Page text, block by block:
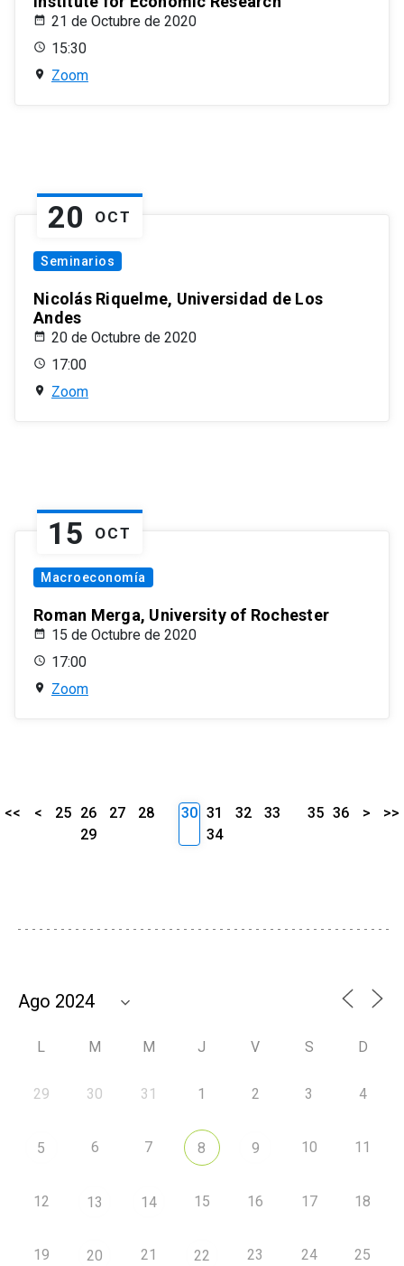
21 de Octubre de 2020
15:30
Zoom
20 OCT
Seminarios
Nicolás Riquelme, Universidad de Los
Andes
20 de Octubre de 2020
17:00
Zoom
15 OCT
Macroeconomía
Roman Merga, University of Rochester
15 de Octubre de 2020
17:00
Zoom
<< < 25 26 27
28
29
30 31 32
33
34
35 36 > >>
L M M J V S D
29 30 31 1 2 3 4
5 6 7 8 9 10 11
12 13 14 15 16 17 18
19 20 21 22 23 24 25